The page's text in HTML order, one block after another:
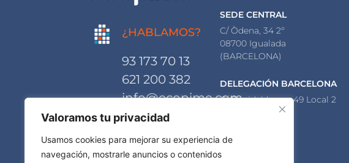
Valoramos tu privacidad
Usamos cookies para mejorar su experiencia de
navegación, mostrarle anuncios o contenidos
¿HABLAMOS?
93 173 70 13
621 200 382
info@ecopime.com
SEDE CENTRAL
C/ Òdena, 34 2º
08700 Igualada
(BARCELONA)
DELEGACIÓN BARCELONA
C/ Floridablanca, 49 Local 2
08015 Barcelona